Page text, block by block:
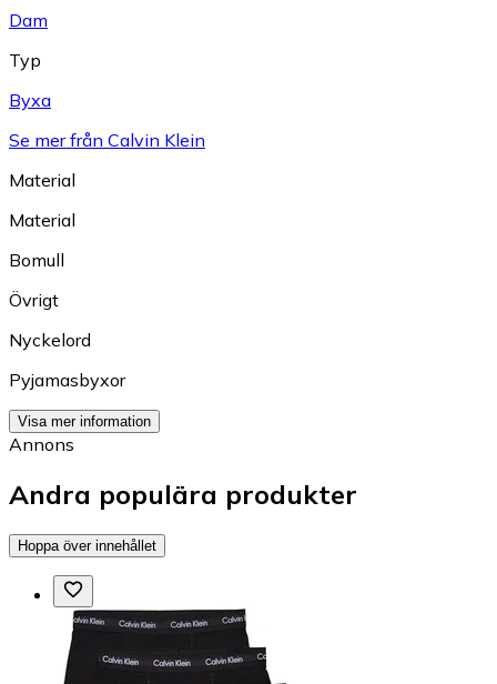
Dam
Typ
Byxa
Se mer från Calvin Klein
Material
Material
Bomull
Övrigt
Nyckelord
Pyjamasbyxor
Visa mer information
Annons
Andra populära produkter
Hoppa över innehållet